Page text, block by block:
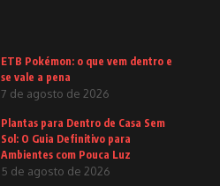
ETB Pokémon: o que vem dentro e
se vale a pena
7 de agosto de 2026
Plantas para Dentro de Casa Sem
Sol: O Guia Definitivo para
Ambientes com Pouca Luz
5 de agosto de 2026